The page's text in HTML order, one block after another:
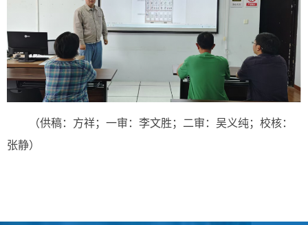
（供稿：方祥；一审：李文胜；二审：吴义纯；校核：
张静）